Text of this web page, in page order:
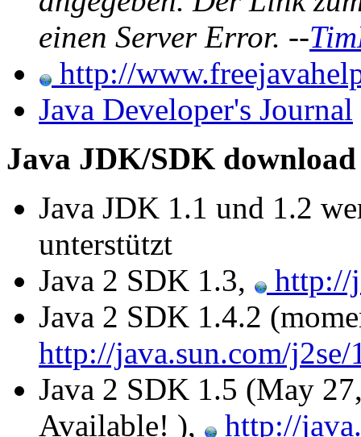
einen Server Error. --
http://
Java Developer's Journal
Java JDK/SDK download
Java JDK 1.1 und 1.2
unterstützt
Java 2 SDK 1.3,
http://
Java 2 SDK 1.4.2
http://java.sun.com/j2se/
Java 2 SDK 1.5 (May
Available! ),
http://